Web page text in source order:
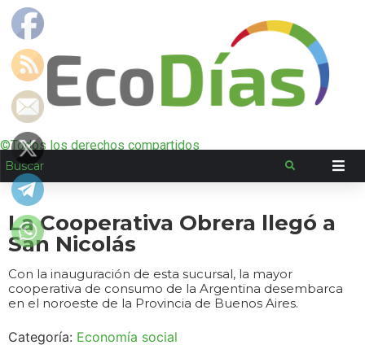
©Todos los derechos compartidos
La Cooperativa Obrera llegó a
San Nicolás
Con la inauguración de esta sucursal, la mayor
cooperativa de consumo de la Argentina desembarca
en el noroeste de la Provincia de Buenos Aires.
Categoría: Economía social